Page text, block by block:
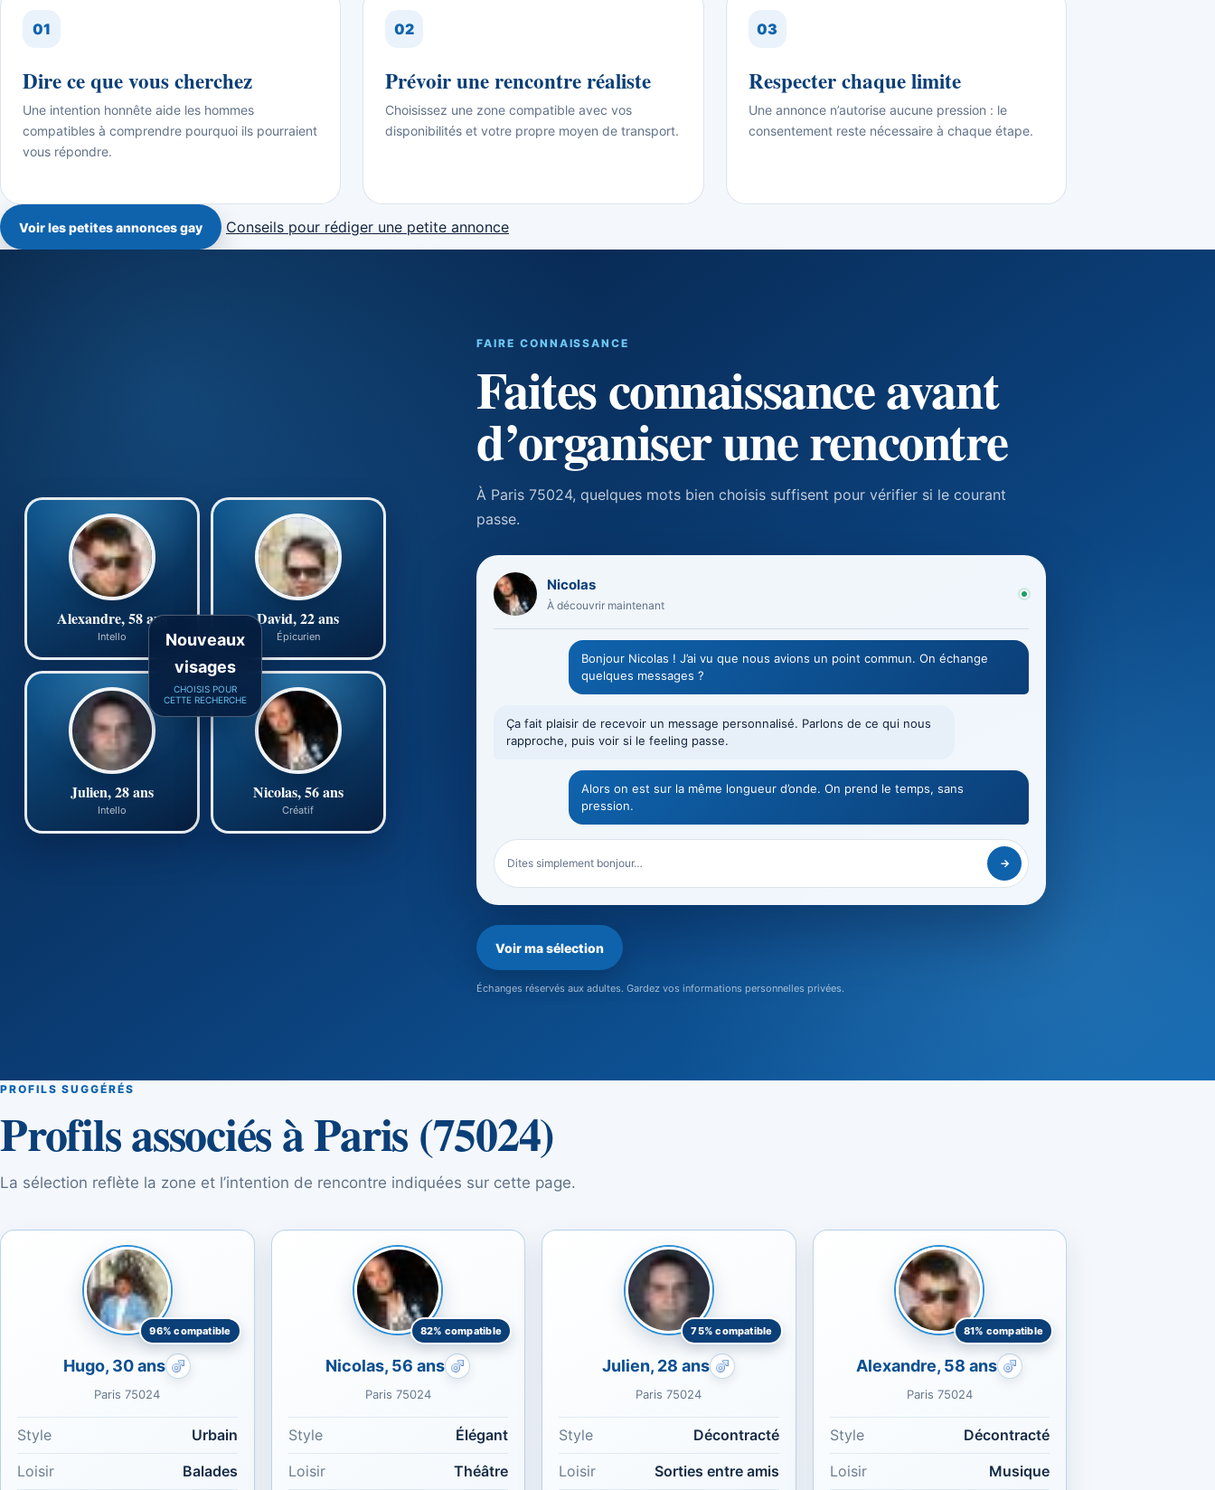
01
Dire ce que vous cherchez
Une intention honnête aide les hommes
compatibles à comprendre pourquoi ils pourraient
vous répondre.
02
Prévoir une rencontre réaliste
Choisissez une zone compatible avec vos
disponibilités et votre propre moyen de transport.
03
Respecter chaque limite
Une annonce n’autorise aucune pression : le
consentement reste nécessaire à chaque étape.
Voir les petites annonces gay Conseils pour rédiger une petite annonce
Alexandre, 58 ans
Intello
David, 22 ans
Épicurien
Julien, 28 ans
Intello
Nicolas, 56 ans
Créatif
Nouveaux
visages
CHOISIS POUR
CETTE RECHERCHE
FAIRE CONNAISSANCE
Faites connaissance avant
d’organiser une rencontre
À Paris 75024, quelques mots bien choisis suffisent pour vérifier si le courant
passe.
Nicolas
À découvrir maintenant
Bonjour Nicolas ! J’ai vu que nous avions un point commun. On échange
quelques messages ?
Ça fait plaisir de recevoir un message personnalisé. Parlons de ce qui nous
rapproche, puis voir si le feeling passe.
Alors on est sur la même longueur d’onde. On prend le temps, sans
pression.
Dites simplement bonjour… →
Voir ma sélection
Échanges réservés aux adultes. Gardez vos informations personnelles privées.
PROFILS SUGGÉRÉS
Profils associés à Paris (75024)
La sélection reflète la zone et l’intention de rencontre indiquées sur cette page.
96% compatible
Hugo, 30 ans
Rencontres gays : Bouc
Paris 75024
Style
Urbain
Loisir
Balades
82% compatible
Nicolas, 56 ans
Rencontres gays : Harmonieuse
Paris 75024
Style
Élégant
Loisir
Théâtre
75% compatible
Julien, 28 ans
Rencontres gays : Naturelle
Paris 75024
Style
Décontracté
Loisir
Sorties entre amis
81% compatible
Alexandre, 58 ans
Rencontres gays : Musique
Paris 75024
Style
Décontracté
Loisir
Musique